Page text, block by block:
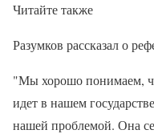
Читайте также
Разумков рассказал о
"Мы хорошо понимаем,
идет в нашем
нашей проблемой. Она